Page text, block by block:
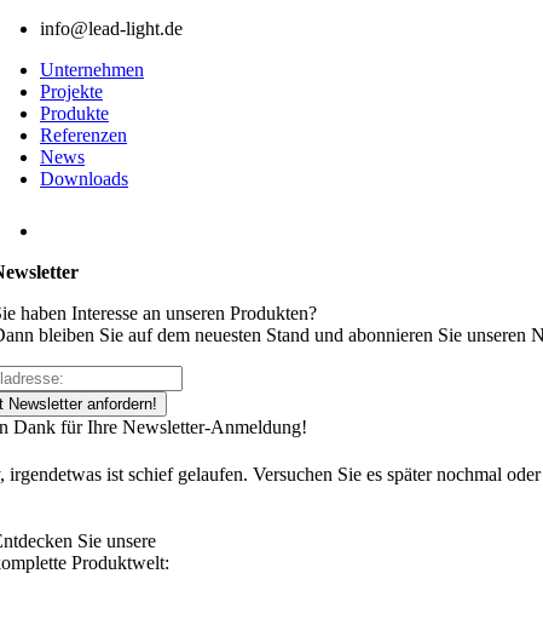
info@lead-light.de
Unternehmen
Projekte
Produkte
Referenzen
News
Downloads
haben Interesse an unseren Produkten?
bleiben Sie auf dem neuesten Stand und abonnieren Sie unseren
Newsletter anfordern!
Dank für Ihre Newsletter-Anmeldung!
irgendetwas ist schief gelaufen. Versuchen Sie es später nochmal
Sie unsere
Produktwelt: